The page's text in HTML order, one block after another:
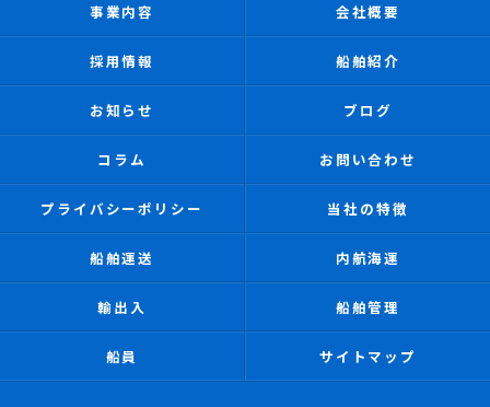
事業内容 会社概要
採用情報 船舶紹介
お知らせ ブログ
コラム お問い合わせ
プライバシーポリシー 当社の特徴
船舶運送 内航海運
輸出入 船舶管理
船員 サイトマップ